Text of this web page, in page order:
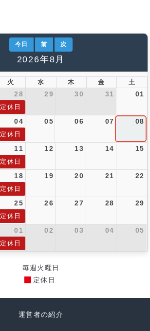
今日 前 次
2026年8月
火 水 木 金 土
28 29 30 31 01
定休日
04 05 06 07 08
定休日
11 12 13 14 15
定休日
18 19 20 21 22
定休日
25 26 27 28 29
定休日
01 02 03 04 05
定休日
毎週火曜日
定休日
運営者の紹介